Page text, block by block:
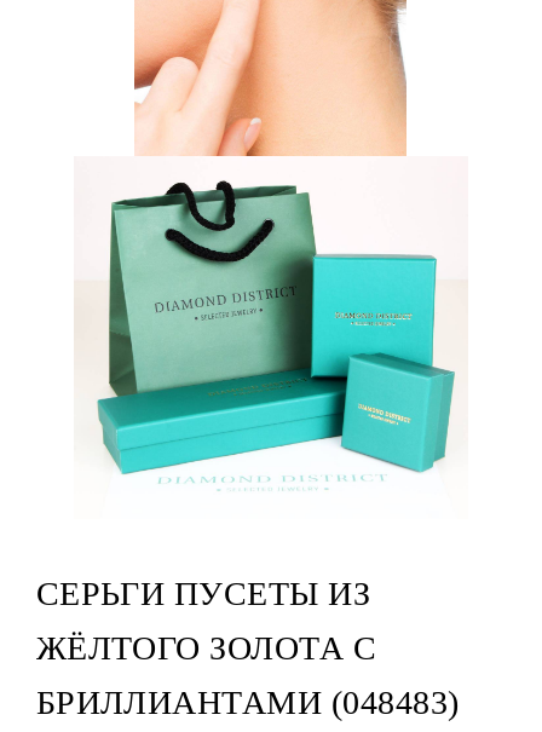
СЕРЬГИ ПУСЕТЫ ИЗ
ЖЁЛТОГО ЗОЛОТА С
БРИЛЛИАНТАМИ (048483)